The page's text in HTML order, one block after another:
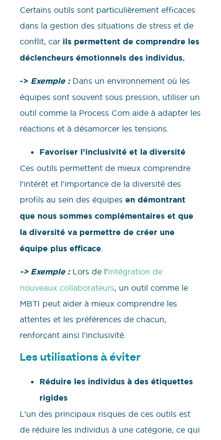
Certains outils sont particulièrement efficaces
dans la gestion des situations de stress et de
conflit, car ils permettent de comprendre les
déclencheurs émotionnels des individus.
-> Exemple : Dans un environnement où les
équipes sont souvent sous pression, utiliser un
outil comme la Process Com aide à adapter les
réactions et à désamorcer les tensions.
Favoriser l’inclusivité et la diversité
Ces outils permettent de mieux comprendre
l’intérêt et l’importance de la diversité des
profils au sein des équipes en démontrant
que nous sommes complémentaires et que
la diversité va permettre de créer une
équipe plus efficace
-> Exemple : Lors de l’intégration de
nouveaux collaborateurs, un outil comme le
MBTI peut aider à mieux comprendre les
attentes et les préférences de chacun,
renforçant ainsi l’inclusivité.
Les utilisations à éviter
Réduire les individus à des étiquettes
rigides
L’un des principaux risques de ces outils est
de réduire les individus à une catégorie, ce qui